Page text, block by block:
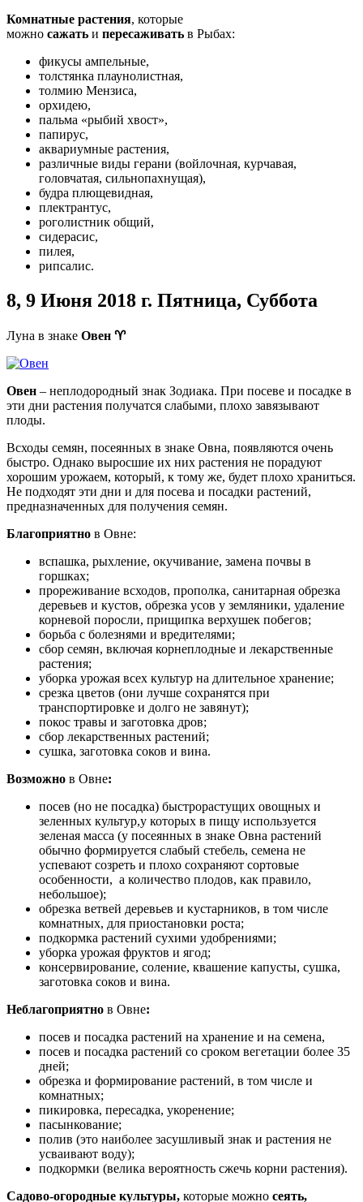
Комнатные растения, которые
можно сажать и пересаживать в Рыбах:
фикусы ампельные,
толстянка плаунолистная,
толмию Мензиса,
орхидею,
пальма «рыбий хвост»,
папирус,
аквариумные растения,
различные виды герани (войлочная, курчавая,
головчатая, сильнопахнущая),
будра плющевидная,
плектрантус,
роголистник общий,
сидерасис,
пилея,
рипсалис.
8, 9 Июня 2018 г. Пятница, Суббота
Луна в знаке Овен ♈
Овен – неплодородный знак Зодиака. При посеве и посадке в
эти дни растения получатся слабыми, плохо завязывают
плоды.
Всходы семян, посеянных в знаке Овна, появляются очень
быстро. Однако выросшие их них растения не порадуют
хорошим урожаем, который, к тому же, будет плохо храниться.
Не подходят эти дни и для посева и посадки растений,
предназначенных для получения семян.
Благоприятно в Овне:
вспашка, рыхление, окучивание, замена почвы в
горшках;
прореживание всходов, прополка, санитарная обрезка
деревьев и кустов, обрезка усов у земляники, удаление
корневой поросли, прищипка верхушек побегов;
борьба с болезнями и вредителями;
сбор семян, включая корнеплодные и лекарственные
растения;
уборка урожая всех культур на длительное хранение;
срезка цветов (они лучше сохранятся при
транспортировке и долго не завянут);
покос травы и заготовка дров;
сбор лекарственных растений;
сушка, заготовка соков и вина.
Возможно в Овне:
посев (но не посадка) быстрорастущих овощных и
зеленных культур,у которых в пищу используется
зеленая масса (у посеянных в знаке Овна растений
обычно формируется слабый стебель, семена не
успевают созреть и плохо сохраняют сортовые
особенности, а количество плодов, как правило,
небольшое);
обрезка ветвей деревьев и кустарников, в том числе
комнатных, для приостановки роста;
подкормка растений сухими удобрениями;
уборка урожая фруктов и ягод;
консервирование, соление, квашение капусты, сушка,
заготовка соков и вина.
Неблагоприятно в Овне:
посев и посадка растений на хранение и на семена,
посев и посадка растений со сроком вегетации более 35
дней;
обрезка и формирование растений, в том числе и
комнатных;
пикировка, пересадка, укоренение;
пасынкование;
полив (это наиболее засушливый знак и растения не
усваивают воду);
подкормки (велика вероятность сжечь корни растения).
Садово-огородные культуры, которые можно сеять,